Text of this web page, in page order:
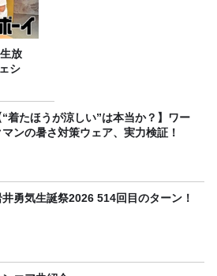
放
シ
“着たほうが涼しい”は本当か？】ワー
マンの暑さ対策ウェア、実力検証！
井勇気生誕祭2026 514回目のターン！